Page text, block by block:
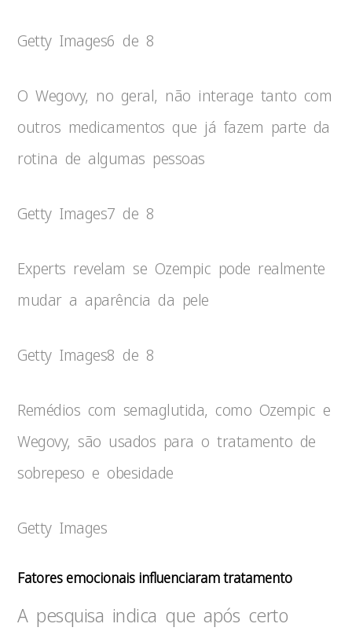
Getty Images6 de 8
O Wegovy, no geral, não interage tanto com
outros medicamentos que já fazem parte da
rotina de algumas pessoas
Getty Images7 de 8
Experts revelam se Ozempic pode realmente
mudar a aparência da pele
Getty Images8 de 8
Remédios com semaglutida, como Ozempic e
Wegovy, são usados para o tratamento de
sobrepeso e obesidade
Getty Images
Fatores emocionais influenciaram tratamento
A pesquisa indica que após certo